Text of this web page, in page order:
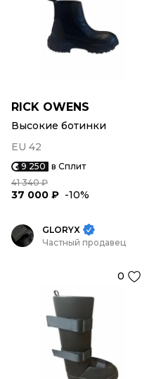
RICK OWENS
Высокие ботинки
EU 42
9 250 в Сплит
41 340 ₽
37 000 ₽ -10%
GLORYX
Частный продавец
0